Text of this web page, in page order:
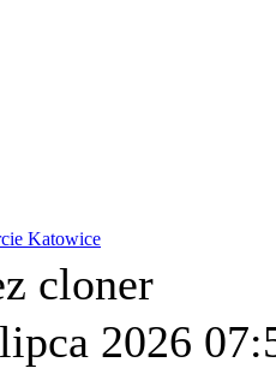
Katowice
cloner
2026